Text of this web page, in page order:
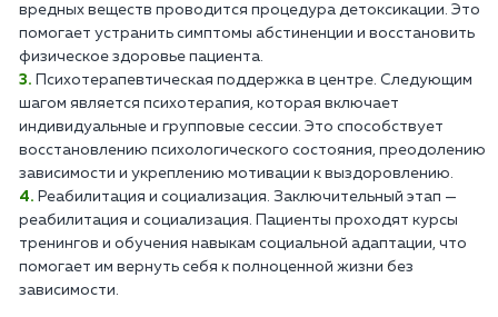
вредных веществ проводится процедура детоксикации. Это
помогает устранить симптомы абстиненции и восстановить
физическое здоровье пациента.
Психотерапевтическая поддержка в центре. Следующим
шагом является психотерапия, которая включает
индивидуальные и групповые сессии. Это способствует
восстановлению психологического состояния, преодолению
зависимости и укреплению мотивации к выздоровлению.
Реабилитация и социализация. Заключительный этап —
реабилитация и социализация. Пациенты проходят курсы
тренингов и обучения навыкам социальной адаптации, что
помогает им вернуть себя к полноценной жизни без
зависимости.